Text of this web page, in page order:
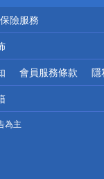
保險服務
會員服務條款 隱
為主